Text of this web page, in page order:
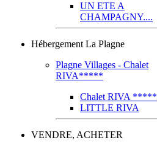
UN ETE A
CHAMPAGNY....
Hébergement La Plagne
Plagne Villages - Chalet
RIVA*****
Chalet RIVA *****
LITTLE RIVA
VENDRE, ACHETER